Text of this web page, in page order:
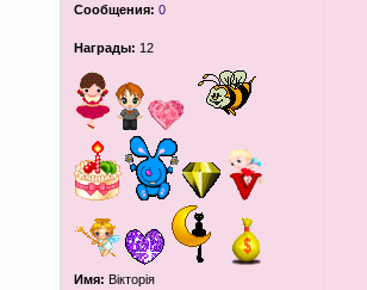
Сообщения: 0
Награды: 12
Имя: Вікторія